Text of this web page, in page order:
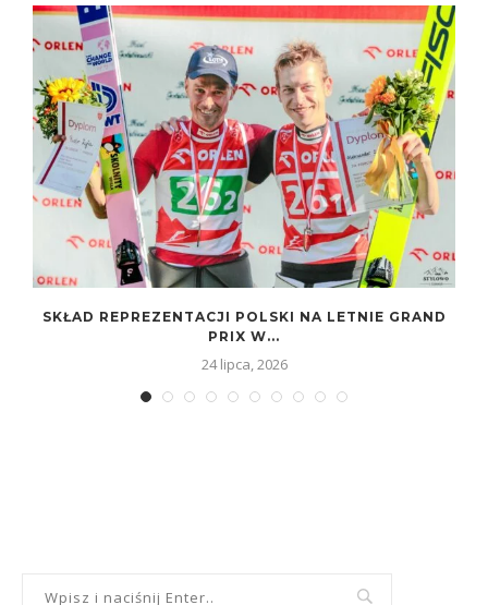
SKŁAD REPREZENTACJI POLSKI NA LETNIE GRAND
PRIX W...
24 lipca, 2026